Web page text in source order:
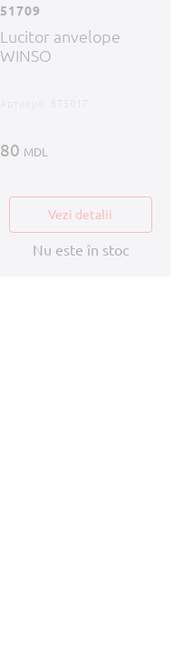
51709
Lucitor anvelope
WINSO
80 MDL
Vezi detalii
Nu este în stoc